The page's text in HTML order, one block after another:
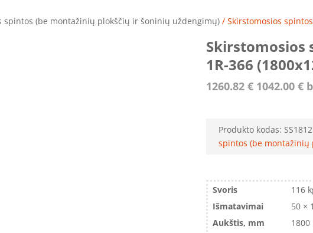
spintos (be montažinių plokščių ir šoninių uždengimų) / Skirstomosios
Skirstomosios
1R-366
1260.82 € 1042.00 €
Produkto kodas:
spintos (be
Svoris
116
Išmatavimai
50 ×
Aukštis, mm
1800